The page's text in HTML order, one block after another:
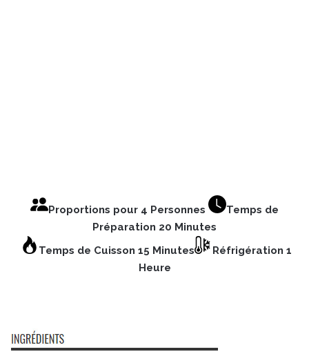
Proportions pour 4 Personnes
Temps de
Préparation 20 Minutes
Temps de Cuisson 15 Minutes
Réfrigération 1
Heure